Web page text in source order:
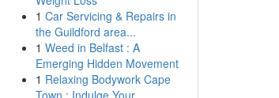
1 Car Servicing & Repairs in
the Guildford area...
1 Weed in Belfast : A
Emerging Hidden Movement
1 Relaxing Bodywork Cape
Town : Indulge Your ...